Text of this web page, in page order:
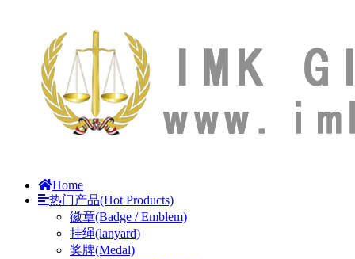
Home
热门产品(Hot Products)
徽章(Badge / Emblem)
挂绳(lanyard)
奖牌(Medal)